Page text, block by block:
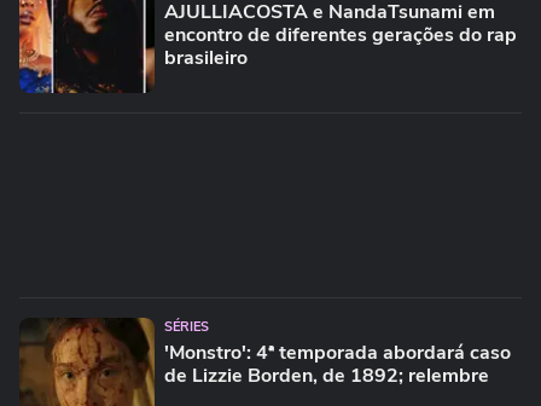
AJULLIACOSTA e NandaTsunami em
encontro de diferentes gerações do rap
brasileiro
SÉRIES
'Monstro': 4ª temporada abordará caso
de Lizzie Borden, de 1892; relembre